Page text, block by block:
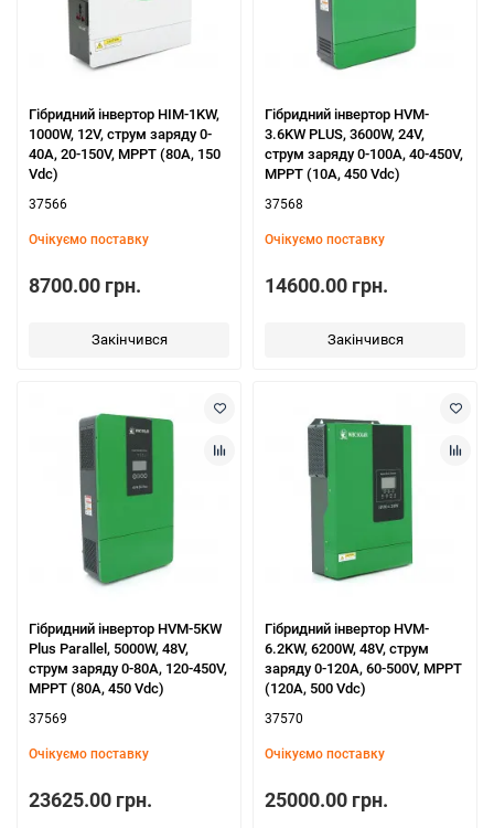
Гібридний інвертор HIM-1KW,
1000W, 12V, струм заряду 0-
40A, 20-150V, MPPT (80А, 150
Vdc)
37566
Очікуємо поставку
8700.00 грн.
Закінчився
Гібридний інвертор HVM-
3.6KW PLUS, 3600W, 24V,
струм заряду 0-100A, 40-450V,
MPPT (10А, 450 Vdc)
37568
Очікуємо поставку
14600.00 грн.
Закінчився
Гібридний інвертор HVM-5KW
Plus Parallel, 5000W, 48V,
струм заряду 0-80A, 120-450V,
MPPT (80А, 450 Vdc)
37569
Очікуємо поставку
23625.00 грн.
Гібридний інвертор HVM-
6.2KW, 6200W, 48V, струм
заряду 0-120A, 60-500V, MPPT
(120А, 500 Vdc)
37570
Очікуємо поставку
25000.00 грн.